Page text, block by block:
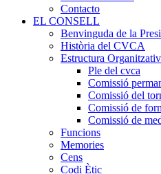
Contacto
EL CONSELL
Benvinguda de la
Història del CVCA
Estructura
Ple del cvca
Comissió
Comissió del
Comissió de
Comissió de
Funcions
Memories
Cens
Codi Ètic